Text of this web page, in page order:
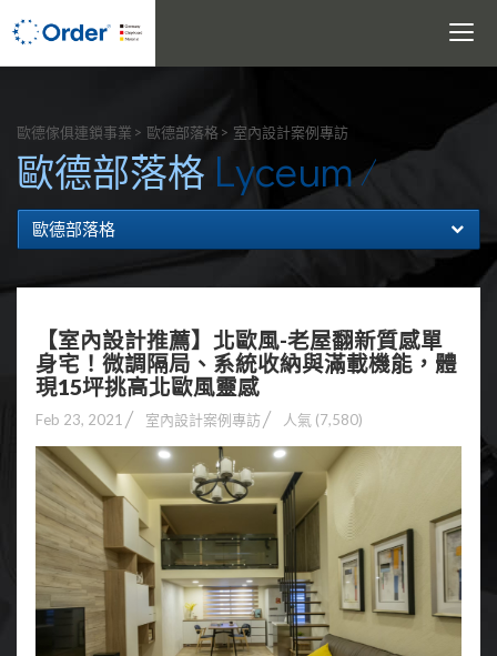
Toggle
歐德傢俱連鎖事業 歐德部落格 室內設計案例專訪
歐德部落格 Lyceum
歐德部落格
【室內設計推薦】北歐風-老屋翻新質感單
身宅！微調隔局、系統收納與滿載機能，體
現15坪挑高北歐風靈感
Feb 23, 2021 室內設計案例專訪 人氣 (7,580)